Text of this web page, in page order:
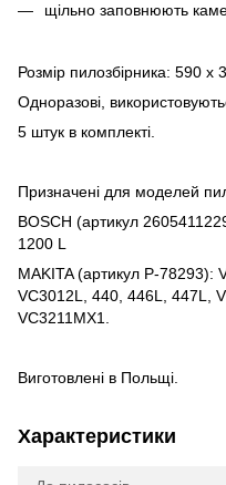
щільно заповнюють
Розмір пилозбірника: 590 x
Одноразові,
5 штук в комплекті.
Призначені для моделей
BOSCH (артикул
1200 L
MAKITA (артикул P-78293):
VC3012L, 440, 446L, 447L,
VC3211MX1.
Виготовлені в Польщі.
Характеристики